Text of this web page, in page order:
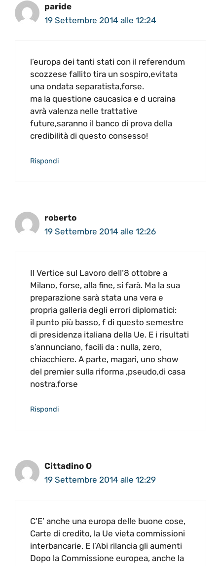
paride
19 Settembre 2014 alle 12:24
l’europa dei tanti stati con il referendum
scozzese fallito tira un sospiro,evitata
una ondata separatista,forse.
ma la questione caucasica e d ucraina
avrà valenza nelle trattative
future,saranno il banco di prova della
credibilità di questo consesso!
Rispondi
roberto
19 Settembre 2014 alle 12:26
Il Vertice sul Lavoro dell’8 ottobre a
Milano, forse, alla fine, si farà. Ma la sua
preparazione sarà stata una vera e
propria galleria degli errori diplomatici:
il punto più basso, f di questo semestre
di presidenza italiana della Ue. E i risultati
s’annunciano, facili da : nulla, zero,
chiacchiere. A parte, magari, uno show
del premier sulla riforma ,pseudo,di casa
nostra,forse
Rispondi
Cittadino O
19 Settembre 2014 alle 12:29
C’E’ anche una europa delle buone cose,
Carte di credito, la Ue vieta commissioni
interbancarie. E l’Abi rilancia gli aumenti
Dopo la Commissione europea, anche la